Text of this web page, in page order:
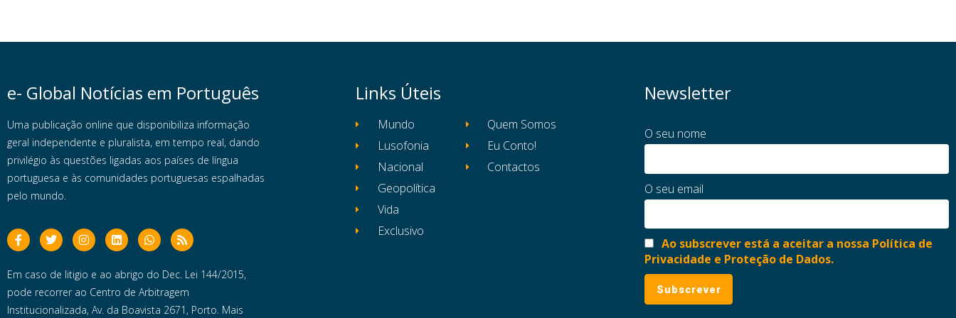
e- Global Notícias em Português
Uma publicação online que disponibiliza informação
geral independente e pluralista, em tempo real, dando
privilégio às questões ligadas aos países de língua
portuguesa e às comunidades portuguesas espalhadas
pelo mundo.
Em caso de litigio e ao abrigo do Dec. Lei 144/2015,
pode recorrer ao Centro de Arbitragem
Institucionalizada, Av. da Boavista 2671, Porto. Mais
Links Úteis
Mundo
Lusofonia
Nacional
Geopolítica
Vida
Exclusivo
Quem Somos
Eu Conto!
Contactos
Newsletter
O seu nome
O seu email
Ao subscrever está a aceitar a nossa Política de
Privacidade e Proteção de Dados.